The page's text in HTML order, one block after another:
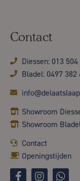
Contact
Diessen: 013 504
Bladel: 0497 382
Showroom
Showroom
Contact
Openingstijden